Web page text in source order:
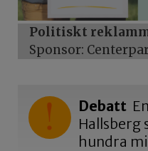
Politiskt
Sponsor:
Debatt
Hallsberg
hundra